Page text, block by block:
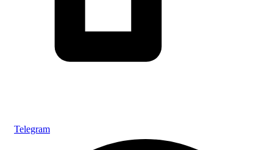
Telegram